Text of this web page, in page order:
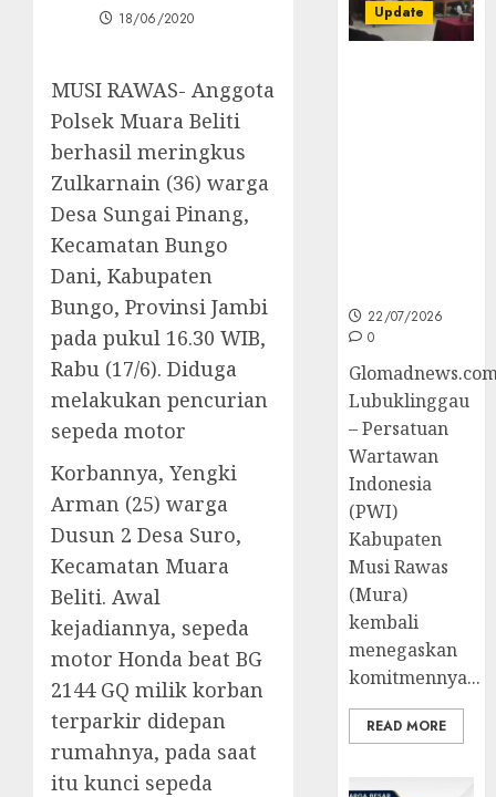
18/06/2020
MUSI RAWAS- Anggota
Polsek Muara Beliti
berhasil meringkus
Zulkarnain (36) warga
Desa Sungai Pinang,
Kecamatan Bungo
Dani, Kabupaten
Bungo, Provinsi Jambi
pada pukul 16.30 WIB,
Rabu (17/6). Diduga
melakukan pencurian
sepeda motor
Korbannya, Yengki
Arman (25) warga
Dusun 2 Desa Suro,
Kecamatan Muara
Beliti. Awal
kejadiannya, sepeda
motor Honda beat BG
2144 GQ milik korban
terparkir didepan
rumahnya, pada saat
itu kunci sepeda
Update
22/07/2026
0
Lubuklinggau
– Persatuan
Wartawan
Indonesia
(PWI)
Kabupaten
Musi Rawas
(Mura)
kembali
menegaskan
komitmennya...
READ MORE